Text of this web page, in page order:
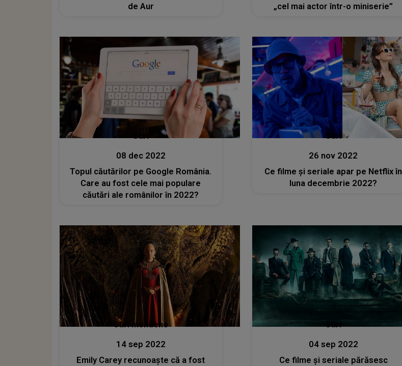
de Aur
„cel mai actor într-o miniserie”
Stiri
08 dec 2022
Topul căutărilor pe Google România.
Care au fost cele mai populare
căutări ale românilor în 2022?
Stiri
26 nov 2022
Ce filme și seriale apar pe Netflix în
luna decembrie 2022?
Stiri mondene
14 sep 2022
Emily Carey recunoaște că a fost
Stiri
04 sep 2022
Ce filme şi seriale părăsesc